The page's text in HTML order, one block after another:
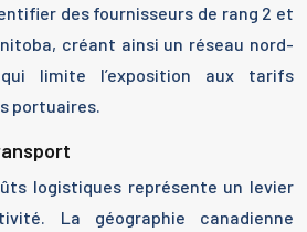
des fournisseurs de rang 2 et
créant ainsi un réseau nord-
limite l’exposition aux tarifs
portuaires.
logistiques représente un levier
La géographie canadienne